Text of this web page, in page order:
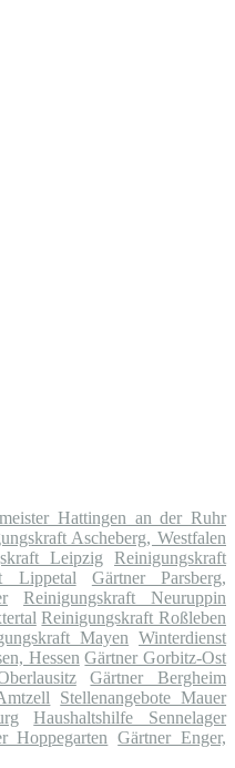
Hattingen an der Ruhr
Ascheberg, Westfalen
Leipzig
Reinigungskraft
Lippetal
Gärtner Parsberg,
Reinigungskraft Neuruppin
Reinigungskraft Roßleben
Mayen Winterdienst
Hessen Gärtner Gorbitz-Ost
Gärtner Bergheim
Stellenangebote Mauer
Haushaltshilfe Sennelager
Hoppegarten
Gärtner Enger,